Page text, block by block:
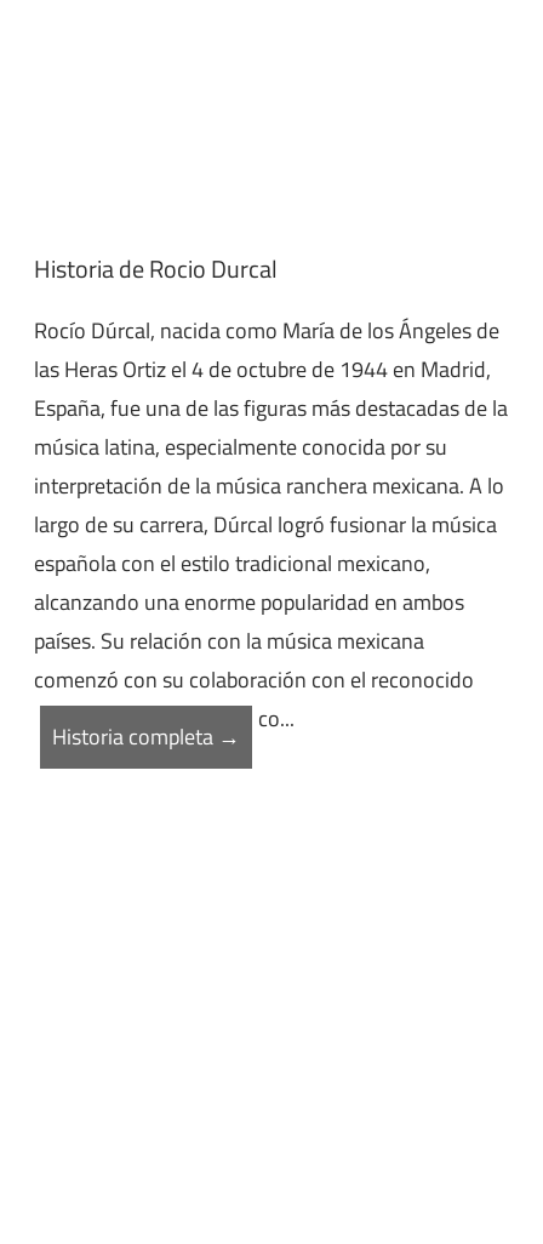
Historia de Rocio Durcal
Rocío Dúrcal, nacida como María de los Ángeles de
las Heras Ortiz el 4 de octubre de 1944 en Madrid,
España, fue una de las figuras más destacadas de la
música latina, especialmente conocida por su
interpretación de la música ranchera mexicana. A lo
largo de su carrera, Dúrcal logró fusionar la música
española con el estilo tradicional mexicano,
alcanzando una enorme popularidad en ambos
países. Su relación con la música mexicana
comenzó con su colaboración con el reconocido
co...
Historia completa →